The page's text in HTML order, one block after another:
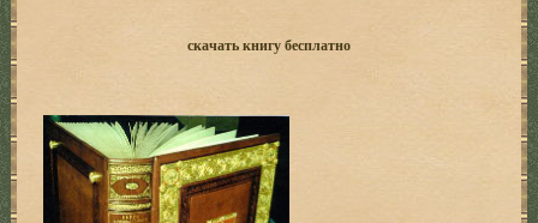
скачать книгу бесплатно